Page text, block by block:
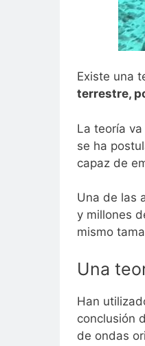
Existe una
terrestre,
La teoría
se ha
capaz de
Una de las
y millones
mismo
Una
Han
conclusión
de ondas